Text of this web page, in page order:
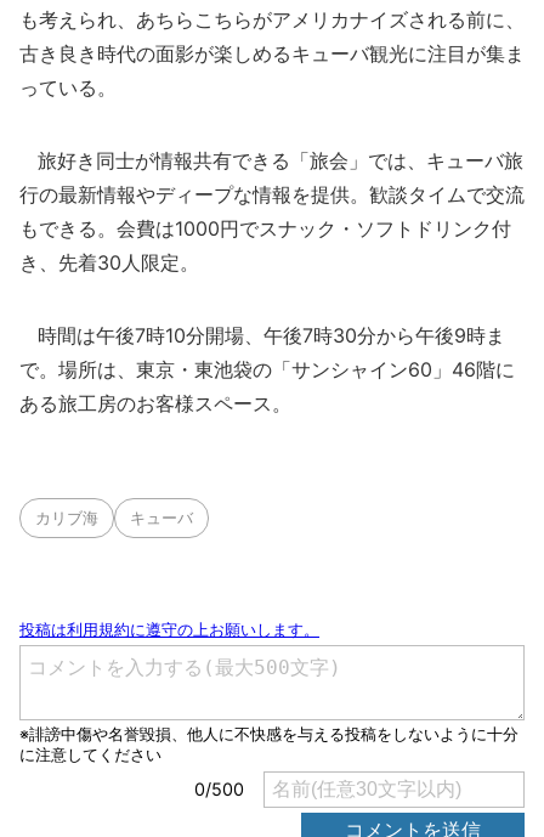
も考えられ、あちらこちらがアメリカナイズされる前に、
古き良き時代の面影が楽しめるキューバ観光に注目が集ま
っている。
旅好き同士が情報共有できる「旅会」では、キューバ旅
行の最新情報やディープな情報を提供。歓談タイムで交流
もできる。会費は1000円でスナック・ソフトドリンク付
き、先着30人限定。
時間は午後7時10分開場、午後7時30分から午後9時ま
で。場所は、東京・東池袋の「サンシャイン60」46階に
ある旅工房のお客様スペース。
カリブ海 キューバ